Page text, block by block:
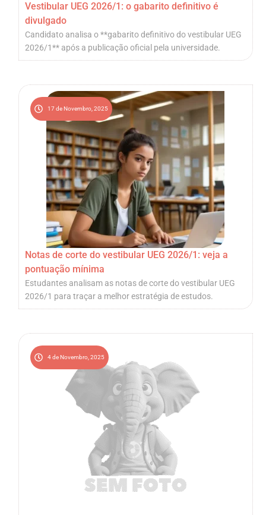
Vestibular UEG 2026/1: o gabarito definitivo é
divulgado
Candidato analisa o **gabarito definitivo do vestibular UEG
2026/1** após a publicação oficial pela universidade.
17 de Novembro, 2025
Notas de corte do vestibular UEG 2026/1: veja a
pontuação mínima
Estudantes analisam as notas de corte do vestibular UEG
2026/1 para traçar a melhor estratégia de estudos.
4 de Novembro, 2025